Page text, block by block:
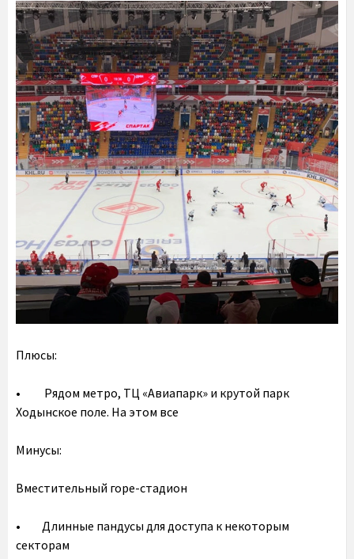
Плюсы:
• Рядом метро, ТЦ «Авиапарк» и крутой парк
Ходынское поле. На этом все
Минусы:
Вместительный горе-стадион
• Длинные пандусы для доступа к некоторым
секторам